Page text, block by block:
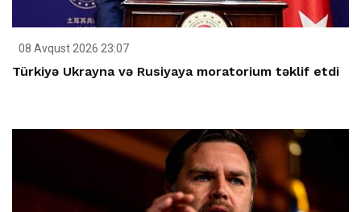
08 Avqust 2026 23:07
Türkiyə Ukrayna və Rusiyaya moratorium təklif etdi